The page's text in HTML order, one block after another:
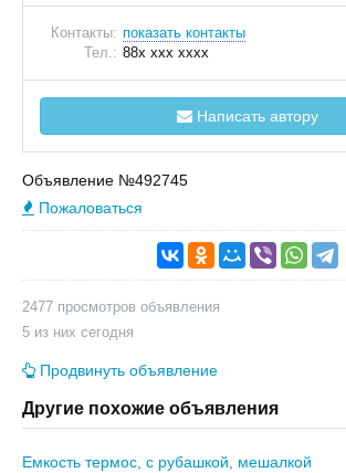
Контакты: показать контакты
Тел.: 88x xxx xxxx
Написать автору
Объявление №492745
Пожаловаться
2477 просмотров объявления
5 из них сегодня
Продвинуть объявление
Другие похожие объявления
Емкость термос, с рубашкой, мешалкой